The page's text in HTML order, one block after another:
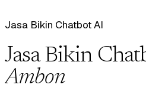
Jasa Bikin Chatbot AI
Jasa Bikin
Ambon